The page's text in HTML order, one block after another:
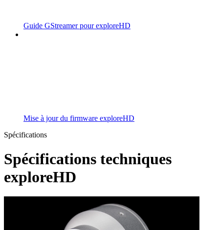
Guide GStreamer pour exploreHD
Mise à jour du firmware exploreHD
Spécifications
Spécifications techniques
exploreHD